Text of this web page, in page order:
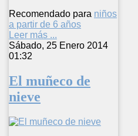
Recomendado para niños
a partir de 6 años
Leer más ...
Sábado, 25 Enero 2014
01:32
El muñeco de
nieve